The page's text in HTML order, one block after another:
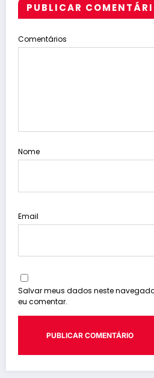
PUBLICAR
Comentários
Nome
Email
Salvar meus dados neste
eu comentar.